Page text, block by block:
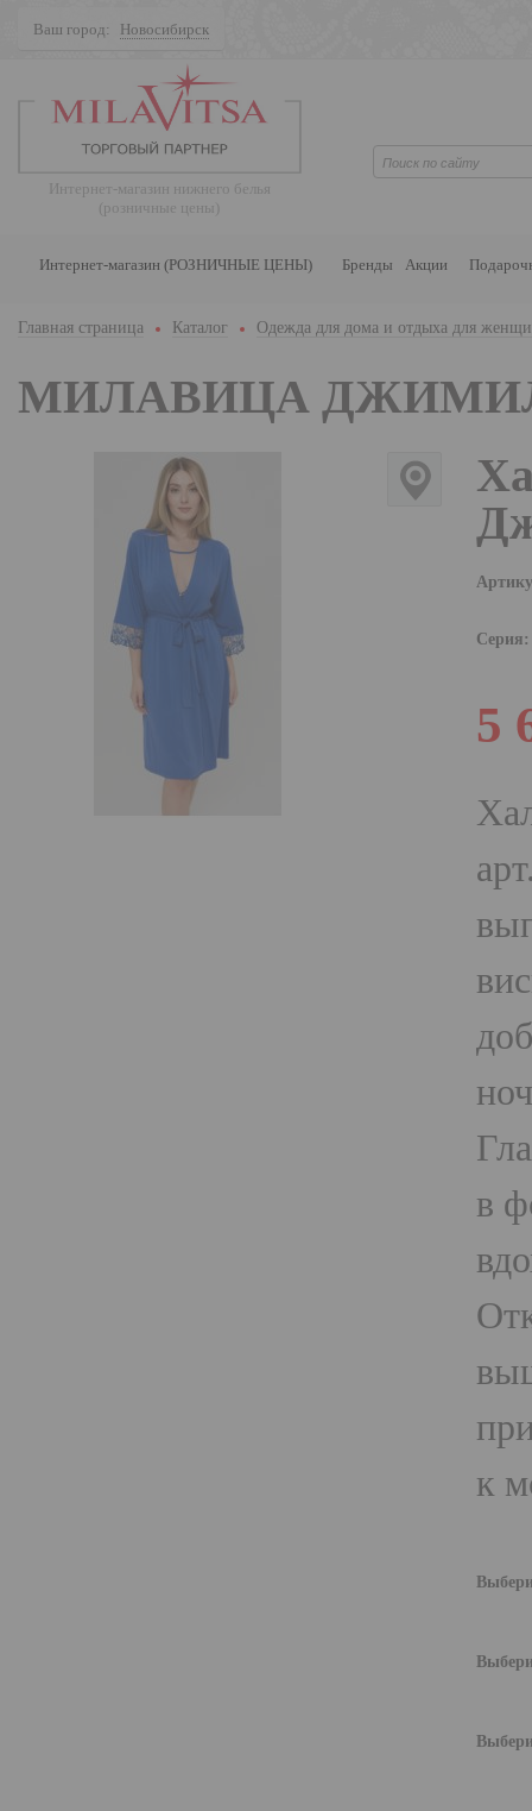
Ваш город: Новосибирск
Интернет-магазин нижнего белья
(розничные цены)
Интернет-магазин (РОЗНИЧНЫЕ ЦЕНЫ) Бренды Акции
Главная страница Каталог Одежда для дома и отдыха для
МИЛАВИЦА
Серия:
5
в
к